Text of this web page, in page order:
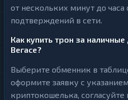
от нескольких минут до часа
подтверждений в сети.
Как купить трон за
Вегасе?
Выберите обменник в
оформите заявку с
криптокошелька,